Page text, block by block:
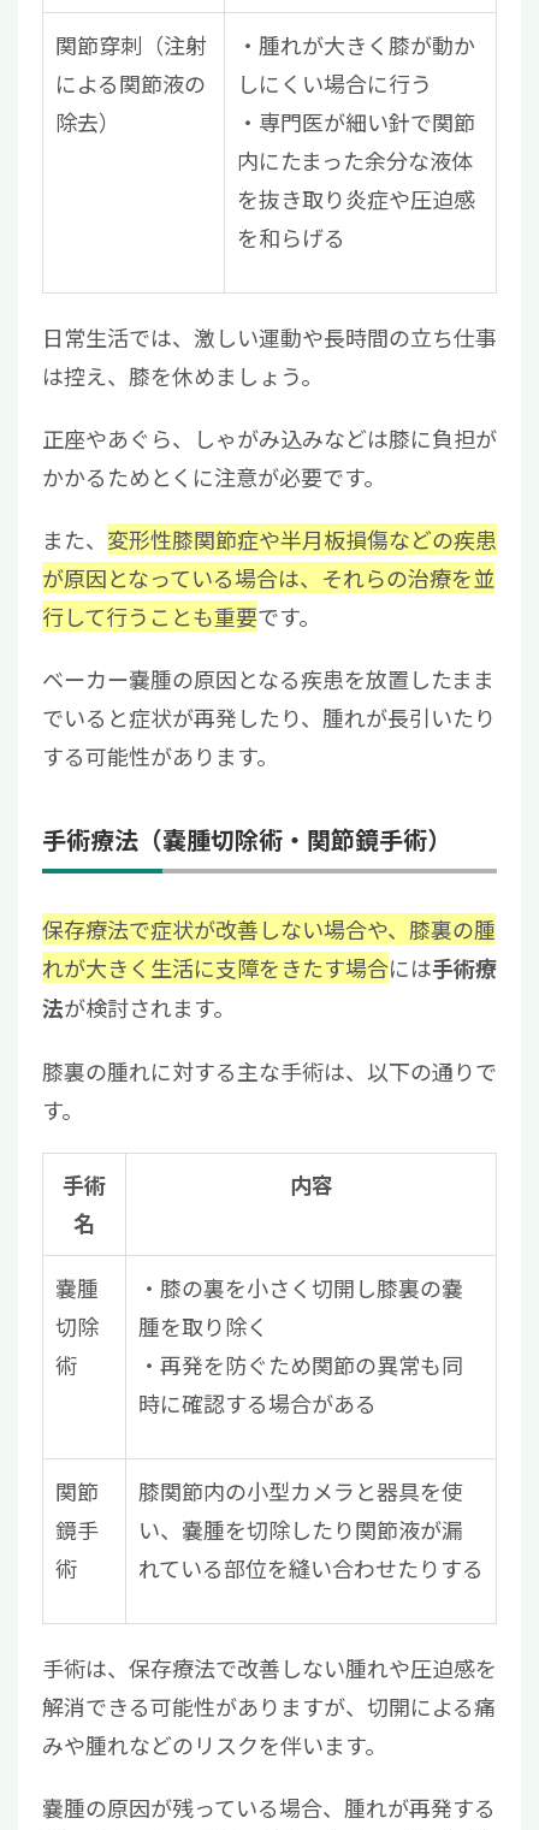
関節穿刺（注射
による関節液の
除去）
腫れが大きく膝が動か
しにくい場合に行う
専門医が細い針で関節
内にたまった余分な液体
を抜き取り炎症や圧迫感
を和らげる
日常生活では、激しい運動や長時間の立ち仕事
は控え、膝を休めましょう。
正座やあぐら、しゃがみ込みなどは膝に負担が
かかるためとくに注意が必要です。
また、 変形性膝関節症や半月板損傷などの疾患
が原因となっている場合は、それらの治療を並
行して行うことも重要です。
ベーカー嚢腫の原因となる疾患を放置したまま
でいると症状が再発したり、腫れが長引いたり
する可能性があります。
手術療法（嚢腫切除術・関節鏡手術）
保存療法で症状が改善しない場合や、膝裏の腫
れが大きく生活に支障をきたす場合には手術療
法が検討されます。
膝裏の腫れに対する主な手術は、以下の通りで
す。
手術
名
内容
嚢腫
切除
術
膝の裏を小さく切開し膝裏の嚢
腫を取り除く
再発を防ぐため関節の異常も同
時に確認する場合がある
関節
鏡手
術
膝関節内の小型カメラと器具を使
い、嚢腫を切除したり関節液が漏
れている部位を縫い合わせたりする
手術は、保存療法で改善しない腫れや圧迫感を
解消できる可能性がありますが、切開による痛
みや腫れなどのリスクを伴います。
嚢腫の原因が残っている場合、腫れが再発する